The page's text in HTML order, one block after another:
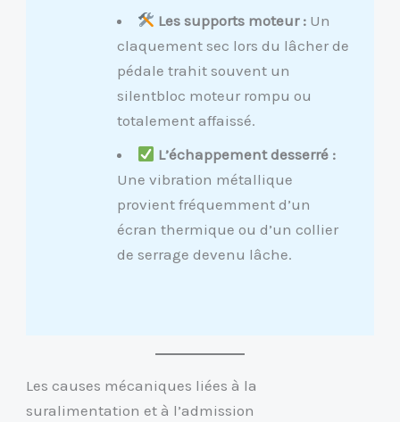
Les supports moteur : Un
claquement sec lors du lâcher de
pédale trahit souvent un
silentbloc moteur rompu ou
totalement affaissé.
L’échappement desserré :
Une vibration métallique
provient fréquemment d’un
écran thermique ou d’un collier
de serrage devenu lâche.
Les causes mécaniques liées à la
suralimentation et à l’admission